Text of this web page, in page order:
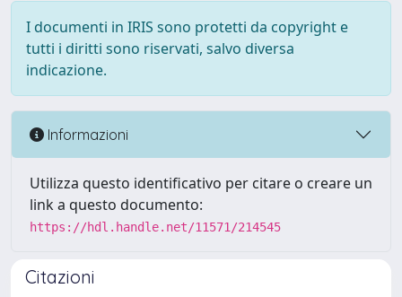
I documenti in IRIS sono protetti da copyright e
tutti i diritti sono riservati, salvo diversa
indicazione.
Informazioni
Utilizza questo identificativo per citare o creare un
link a questo documento:
https://hdl.handle.net/11571/214545
Citazioni